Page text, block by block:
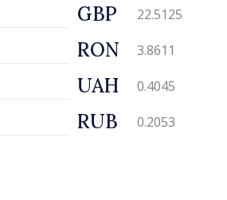
GBP 22.5125
RON 3.8611
UAH 0.4045
RUB 0.2053